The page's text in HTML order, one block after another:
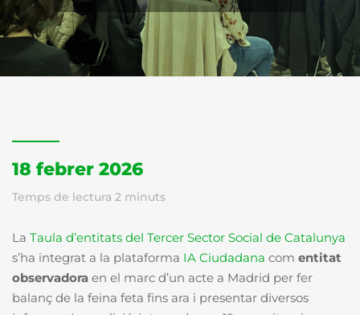
18 febrer 2026
Temps de lectura 2 minuts
La Taula d’entitats del Tercer Sector Social de Catalunya
s’ha integrat a la plataforma IA Ciudadana com entitat
observadora en el marc d’un acte a Madrid per fer
balanç de la feina feta fins ara i presentar diversos